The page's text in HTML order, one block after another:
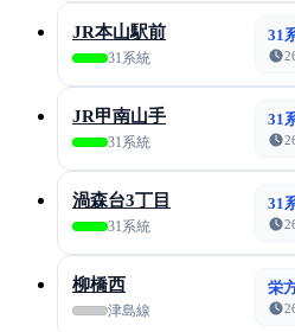
JR本山駅前
31系統
31
JR甲南山手
31系統
31
渦森台3丁目
31系統
31
柳橋西
津島線
栄